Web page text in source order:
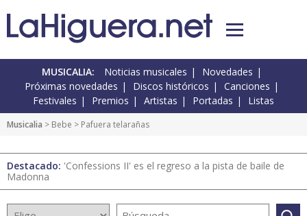
MUSICALIA: Noticias musicales
Novedades
Próximas novedades
Discos históricos
Canciones
Festivales
Premios Artistas Portadas Listas
Musicalia > Bebe > Pafuera telarañas
Destacado: 'Confessions II' es el regreso a la pista de baile de
Madonna